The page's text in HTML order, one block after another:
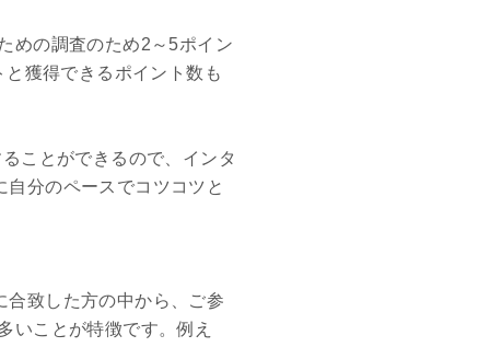
めの調査のため2～5ポイン
獲得できるポイント数も
ことができるので、インタ
自分のペースでコツコツと
合致した方の中から、ご参
いことが特徴です。例え